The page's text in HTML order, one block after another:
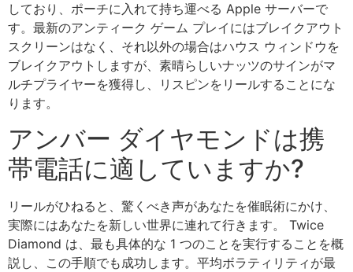
しており、ポーチに入れて持ち運べる Apple サーバーで
す。最新のアンティーク ゲーム プレイにはブレイクアウト
スクリーンはなく、それ以外の場合はハウス ウィンドウを
ブレイクアウトしますが、素晴らしいナッツのサインがマ
ルチプライヤーを獲得し、リスピンをリールすることにな
ります。
アンバー ダイヤモンドは携
帯電話に適していますか?
リールがひねると、驚くべき声があなたを催眠術にかけ、
実際にはあなたを新しい世界に連れて行きます。 Twice
Diamond は、最も具体的な 1 つのことを実行することを概
説し、この手順でも成功します。平均ボラティリティが最